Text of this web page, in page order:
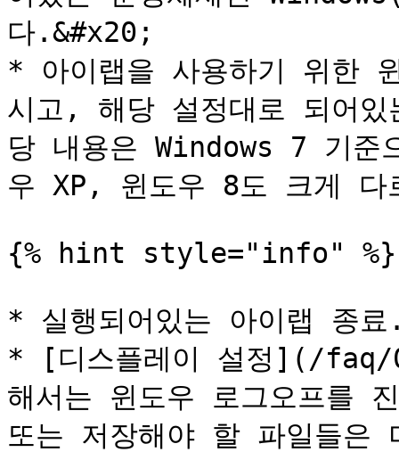
다.&#x20;
* 아이랩을 사용하기 위한
시고, 해당 설정대로 되어
당 내용은 Windows 7 기준
우 XP, 윈도우 8도 크게 다
{% hint style="info" %}
* 실행되어있는 아이랩 종
* [디스플레이 설정](/faq/
해서는 윈도우 로그오프를
또는 저장해야 할 파일들은